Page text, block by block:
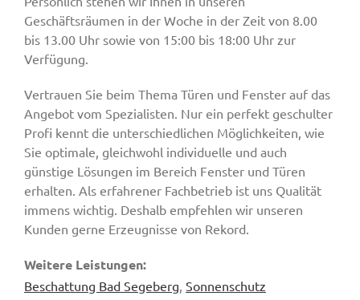
Geschäftsräumen in der Woche in der Zeit von 8.00
bis 13.00 Uhr sowie von 15:00 bis 18:00 Uhr zur
Verfügung.
Vertrauen Sie beim Thema Türen und Fenster auf das
Angebot vom Spezialisten. Nur ein perfekt geschulter
Profi kennt die unterschiedlichen Möglichkeiten, wie
Sie optimale, gleichwohl individuelle und auch
günstige Lösungen im Bereich Fenster und Türen
erhalten. Als erfahrener Fachbetrieb ist uns Qualität
immens wichtig. Deshalb empfehlen wir unseren
Kunden gerne Erzeugnisse von Rekord.
Weitere Leistungen:
Beschattung Bad Segeberg, Sonnenschutz